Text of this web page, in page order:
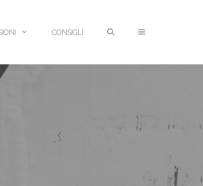
CONSIGLI